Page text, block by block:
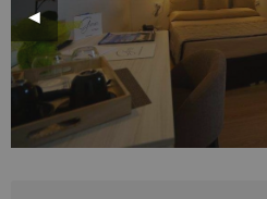
Previous
Slide
◀︎